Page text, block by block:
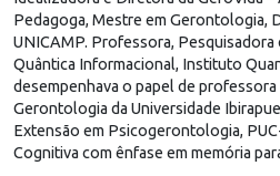
Pedagoga, Mestre em Gerontologia,
UNICAMP. Professora,
Quântica Informacional, Instituto
desempenhava o papel de
Gerontologia da Universidade
Extensão em Psicogerontologia,
Cognitiva com ênfase em memória